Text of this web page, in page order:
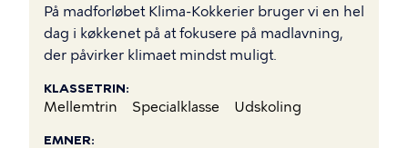
På madforløbet Klima-Kokkerier bruger vi en hel
dag i køkkenet på at fokusere på madlavning,
der påvirker klimaet mindst muligt.
KLASSETRIN
Mellemtrin Specialklasse Udskoling
EMNER